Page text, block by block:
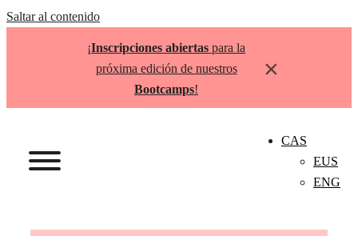
Saltar al contenido
¡Inscripciones abiertas para la
próxima edición de nuestros
Bootcamps!
×
CAS
EUS
ENG